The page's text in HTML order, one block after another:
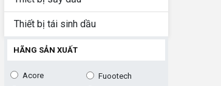
Thiết bị tái sinh dầu
HÃNG SẢN XUẤT
Acore
Fuootech